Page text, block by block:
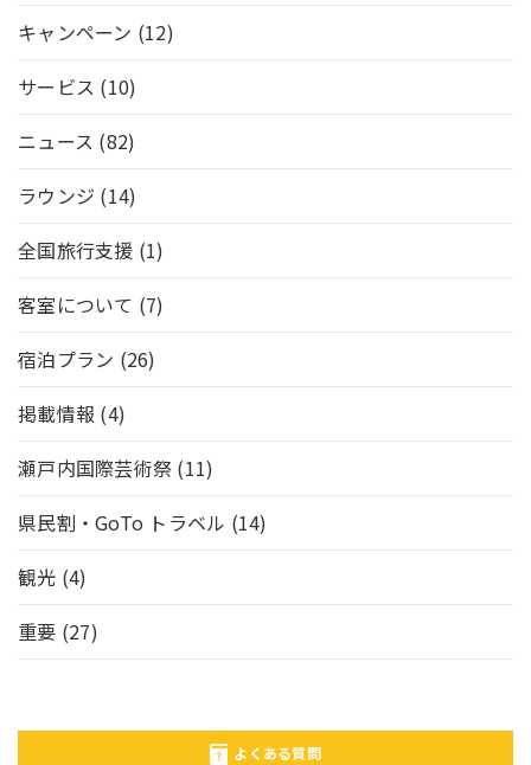
キャンペーン (12)
サービス (10)
ニュース (82)
ラウンジ (14)
全国旅行支援 (1)
客室について (7)
宿泊プラン (26)
掲載情報 (4)
瀬戸内国際芸術祭 (11)
県民割・GoTo トラベル (14)
観光 (4)
重要 (27)
よくある質問